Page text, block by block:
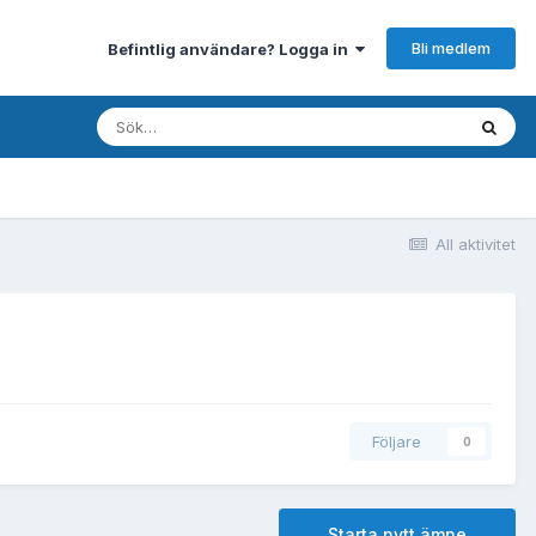
Befintlig användare? Logga in Bli medlem
All aktivitet
Följare 0